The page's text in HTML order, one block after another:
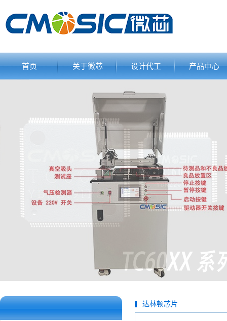
首页 关于微芯 设计代工 产品中心
达林顿芯片